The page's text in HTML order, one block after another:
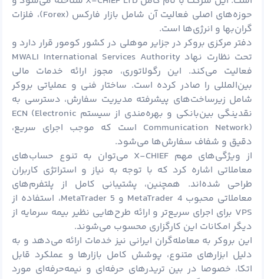
حوزه‌های اصلی فعالیت آن شامل بازار فارکس (Forex)، فلزات
گران‌بها و انرژی‌ها است.
دفتر مرکزی بروکر در جزایر موهلی در کشور کومور قرار دارد و
تحت نظارت نهاد MWALI International Services Authority
فعالیت می‌کند. این رگولاتوری، مجوز ارائه خدمات مالی
بین‌المللی را صادر کرده است. ساختار فنی و عملیاتی بروکر
شامل زیرساخت‌های پیشرفته مدیریت سفارش، دسترسی به
نقدینگی بین‌بانکی و بهره‌مندی از سیستم ECN (Electronic
Communication Network) است که موجب اجرای سریع،
دقیق و شفاف سفارش‌ها می‌شود.
از ویژگی‌های مهم X-CHIEF می‌توان به تنوع حساب‌های
معاملاتی اشاره کرد که با توجه به نیاز و استراتژی کاربران
طراحی شده‌اند. همچنین، پشتیبانی کامل از پلتفرم‌های
معاملاتی محبوب MetaTrader 4 و MetaTrader 5، استفاده از
VPS برای اجرای سریع‌تر و ارائه طرح‌هایی نظیر بیمه سرمایه از
دیگر امکانات این کارگزاری محسوب می‌شوند.
این بروکر به معامله‌گران ایرانی نیز خدمات ارائه می‌دهد و به
دلیل ابزارهای متنوع، پوشش کامل بازارها و عملکرد قابل
اتکا، خصوصا در بین تریدرهای حرفه‌ای و نیمه‌حرفه‌ای مورد